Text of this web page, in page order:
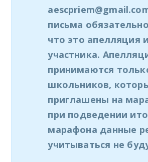
письма
что это апелляция
участника.
принимаются
школьников,
приглашены на
при подведении
марафона данные
учитываться не